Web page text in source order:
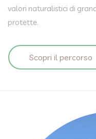
valori naturalistici di
protette.
Scopri il percorso